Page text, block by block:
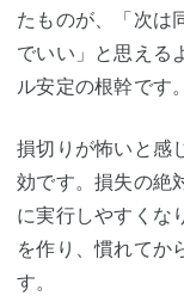
たものが、「次は
でいい」と思える
ル安定の根幹です。
損切りが怖いと感
効です。損失の絶
に実行しやすくな
を作り、慣れてか
す。